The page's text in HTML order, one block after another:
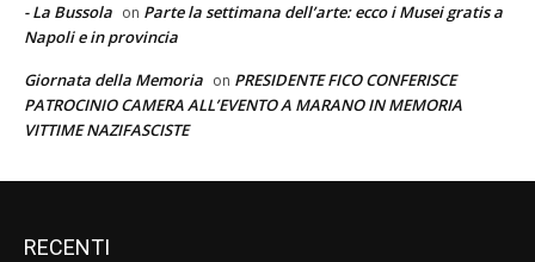
- La Bussola on Parte la settimana dell’arte: ecco i Musei gratis a
Napoli e in provincia
Giornata della Memoria on PRESIDENTE FICO CONFERISCE
PATROCINIO CAMERA ALL’EVENTO A MARANO IN MEMORIA
VITTIME NAZIFASCISTE
RECENTI